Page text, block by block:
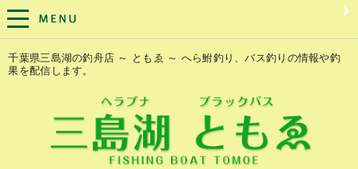
千葉県三島湖の釣舟店 ～ ともゑ ～ へら鮒釣り、バス釣りの情報や釣
果を配信します。